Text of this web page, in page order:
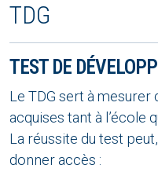
TDG
TEST DE
Le TDG sert à
acquises tant à l’école
La réussite du test
donner accès :